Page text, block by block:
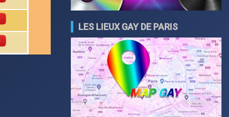
LES LIEUX GAY DE PARIS